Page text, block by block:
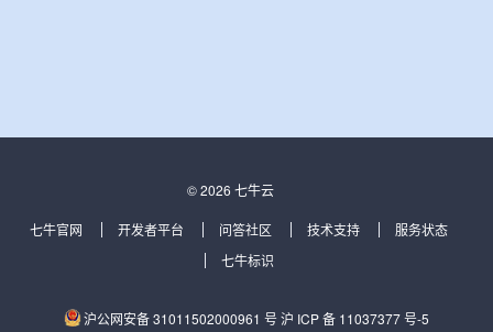
© 2026 七牛云
七牛官网 开发者平台 问答社区 技术支持
服务状态
七牛标识
沪公网安备 31011502000961 号沪 ICP 备 11037377 号-5